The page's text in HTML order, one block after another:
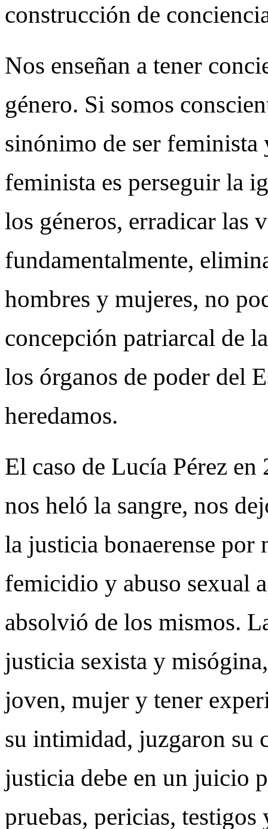
construcción de
Nos enseñan a tener
género. Si somos
sinónimo de ser feminista
feminista es perseguir la
los géneros, erradicar las
fundamentalmente,
hombres y mujeres, no
concepción patriarcal de
los órganos de poder del
heredamos.
El caso de Lucía Pérez en
nos heló la sangre, nos
la justicia bonaerense por
femicidio y abuso sexual
absolvió de los mismos.
justicia sexista y
joven, mujer y tener
su intimidad, juzgaron su
justicia debe en un juicio
pruebas, pericias,